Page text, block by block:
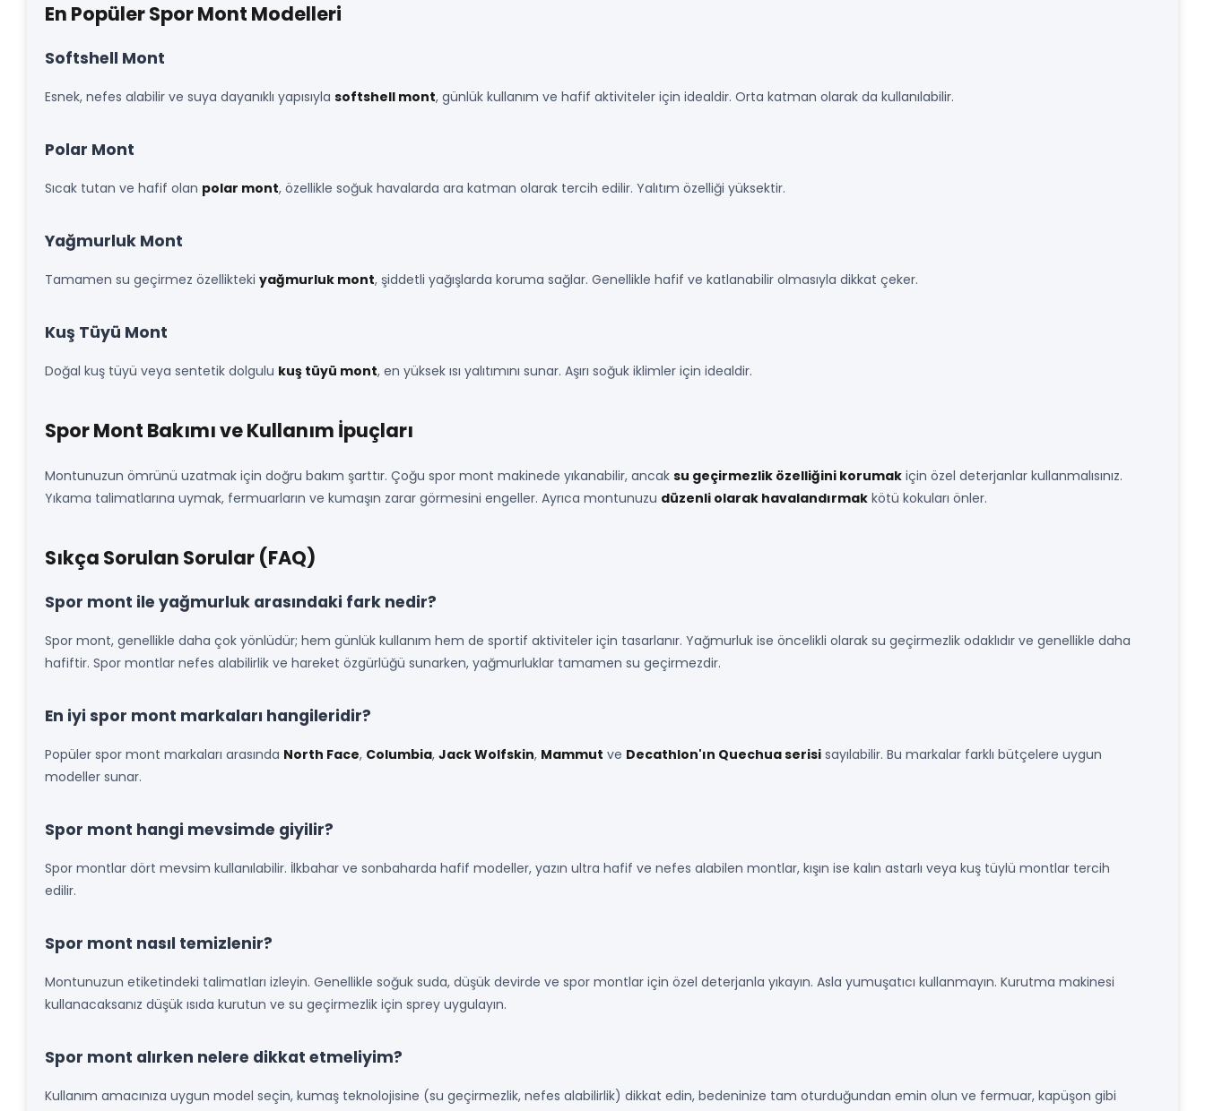
En Popüler Spor Mont Modelleri
Softshell Mont
Esnek, nefes alabilir ve suya dayanıklı yapısıyla softshell mont, günlük kullanım ve hafif aktiviteler için idealdir. Orta katman olarak da kullanılabilir.
Polar Mont
Sıcak tutan ve hafif olan polar mont, özellikle soğuk havalarda ara katman olarak tercih edilir. Yalıtım özelliği yüksektir.
Yağmurluk Mont
Tamamen su geçirmez özellikteki yağmurluk mont, şiddetli yağışlarda koruma sağlar. Genellikle hafif ve katlanabilir olmasıyla dikkat çeker.
Kuş Tüyü Mont
Doğal kuş tüyü veya sentetik dolgulu kuş tüyü mont, en yüksek ısı yalıtımını sunar. Aşırı soğuk iklimler için idealdir.
Spor Mont Bakımı ve Kullanım İpuçları
Montunuzun ömrünü uzatmak için doğru bakım şarttır. Çoğu spor mont makinede yıkanabilir, ancak su geçirmezlik özelliğini korumak için özel deterjanlar kullanmalısınız.
Yıkama talimatlarına uymak, fermuarların ve kumaşın zarar görmesini engeller. Ayrıca montunuzu düzenli olarak havalandırmak kötü kokuları önler.
Sıkça Sorulan Sorular (FAQ)
Spor mont ile yağmurluk arasındaki fark nedir?
Spor mont, genellikle daha çok yönlüdür; hem günlük kullanım hem de sportif aktiviteler için tasarlanır. Yağmurluk ise öncelikli olarak su geçirmezlik odaklıdır ve genellikle daha
hafiftir. Spor montlar nefes alabilirlik ve hareket özgürlüğü sunarken, yağmurluklar tamamen su geçirmezdir.
En iyi spor mont markaları hangileridir?
Popüler spor mont markaları arasında North Face, Columbia, Jack Wolfskin, Mammut ve Decathlon'ın Quechua serisi sayılabilir. Bu markalar farklı bütçelere uygun
modeller sunar.
Spor mont hangi mevsimde giyilir?
Spor montlar dört mevsim kullanılabilir. İlkbahar ve sonbaharda hafif modeller, yazın ultra hafif ve nefes alabilen montlar, kışın ise kalın astarlı veya kuş tüylü montlar tercih
edilir.
Spor mont nasıl temizlenir?
Montunuzun etiketindeki talimatları izleyin. Genellikle soğuk suda, düşük devirde ve spor montlar için özel deterjanla yıkayın. Asla yumuşatıcı kullanmayın. Kurutma makinesi
kullanacaksanız düşük ısıda kurutun ve su geçirmezlik için sprey uygulayın.
Spor mont alırken nelere dikkat etmeliyim?
Kullanım amacınıza uygun model seçin, kumaş teknolojisine (su geçirmezlik, nefes alabilirlik) dikkat edin, bedeninize tam oturduğundan emin olun ve fermuar, kapüşon gibi